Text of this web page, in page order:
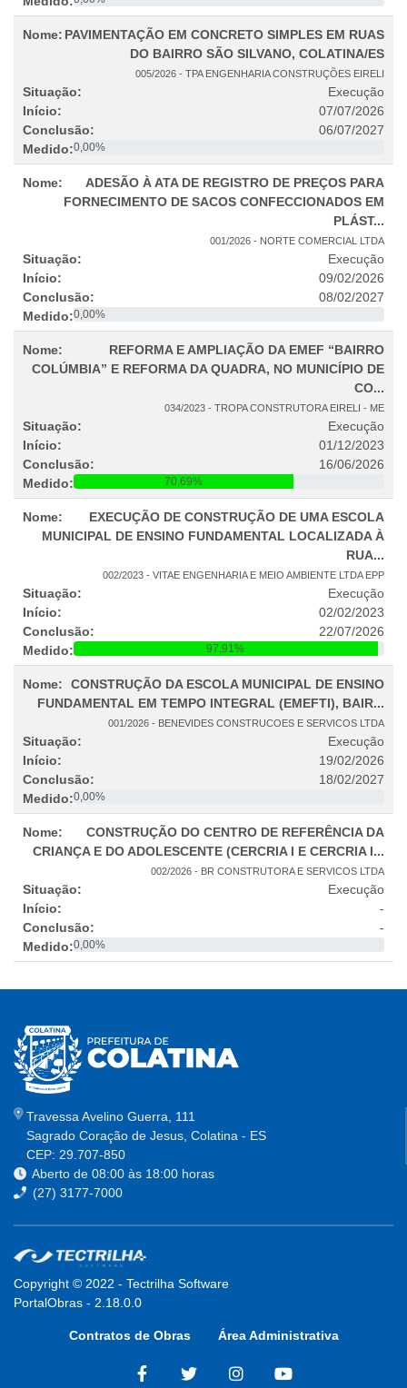
PAVIMENTAÇÃO EM CONCRETO SIMPLES EM RUAS
DO BAIRRO SÃO SILVANO, COLATINA/ES
005/2026 - TPA ENGENHARIA CONSTRUÇÕES EIRELI
Execução
07/07/2026
06/07/2027
0,00%
ADESÃO À ATA DE REGISTRO DE PREÇOS PARA
FORNECIMENTO DE SACOS CONFECCIONADOS EM
PLÁST...
001/2026 - NORTE COMERCIAL LTDA
Execução
09/02/2026
08/02/2027
0,00%
REFORMA E AMPLIAÇÃO DA EMEF “BAIRRO
COLÚMBIA” E REFORMA DA QUADRA, NO MUNICÍPIO DE
CO...
034/2023 - TROPA CONSTRUTORA EIRELI - ME
Execução
01/12/2023
16/06/2026
70,69%
EXECUÇÃO DE CONSTRUÇÃO DE UMA ESCOLA
MUNICIPAL DE ENSINO FUNDAMENTAL LOCALIZADA À
RUA...
002/2023 - VITAE ENGENHARIA E MEIO AMBIENTE LTDA EPP
Execução
02/02/2023
22/07/2026
97,91%
CONSTRUÇÃO DA ESCOLA MUNICIPAL DE ENSINO
FUNDAMENTAL EM TEMPO INTEGRAL (EMEFTI), BAIR...
001/2026 - BENEVIDES CONSTRUCOES E SERVICOS LTDA
Execução
19/02/2026
18/02/2027
0,00%
CONSTRUÇÃO DO CENTRO DE REFERÊNCIA DA
CRIANÇA E DO ADOLESCENTE (CERCRIA I E CERCRIA I...
002/2026 - BR CONSTRUTORA E SERVICOS LTDA
Execução
-
-
0,00%
Travessa Avelino Guerra, 111
Sagrado Coração de Jesus, Colatina - ES
CEP: 29.707-850
Aberto de 08:00 às 18:00 horas
(27) 3177-7000
Copyright © 2022 - Tectrilha Software
PortalObras - 2.18.0.0
Contratos de Obras Área Administrativa